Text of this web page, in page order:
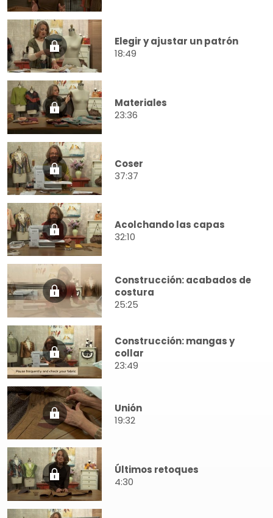
Elegir y ajustar un patrón
18:49
Materiales
23:36
Coser
37:37
Acolchando las capas
32:10
Construcción: acabados de
costura
25:25
Construcción: mangas y
collar
23:49
Unión
19:32
Últimos retoques
4:30